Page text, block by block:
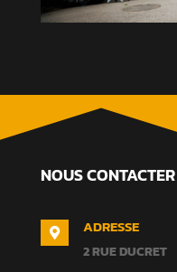
NOUS CONTACTER
 ADRESSE
2 RUE DUCRET